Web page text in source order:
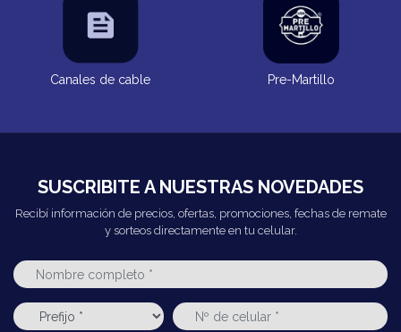
Canales de cable Pre-Martillo
SUSCRIBITE A NUESTRAS NOVEDADES
Recibí información de precios, ofertas, promociones, fechas de remate
y sorteos directamente en tu celular.